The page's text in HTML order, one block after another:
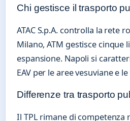
Chi gestisce il trasporto
ATAC S.p.A. controlla la rete
Milano, ATM gestisce
espansione. Napoli si
EAV per le aree vesuviane e
Differenze tra trasporto
Il TPL rimane di